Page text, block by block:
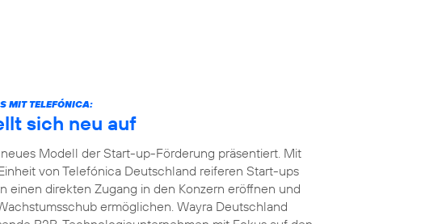
MIT TELEFÓNICA:
sich neu auf
Modell der Start-up-Förderung präsentiert. Mit
von Telefónica Deutschland reiferen Start-ups
einen direkten Zugang in den Konzern eröffnen und
ermöglichen. Wayra Deutschland